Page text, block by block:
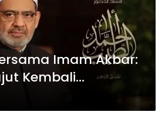
Imam Akbar:
Kembali
Telah Lama